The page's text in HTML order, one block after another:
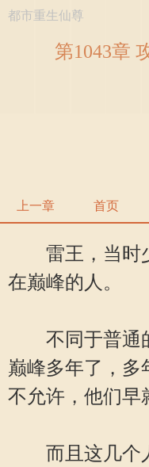
都市重生仙尊
第1043章
上一章 首页
雷王，当时
在巅峰的人。
不同于普通
巅峰多年了，多
不允许，他们早
而且这几个人